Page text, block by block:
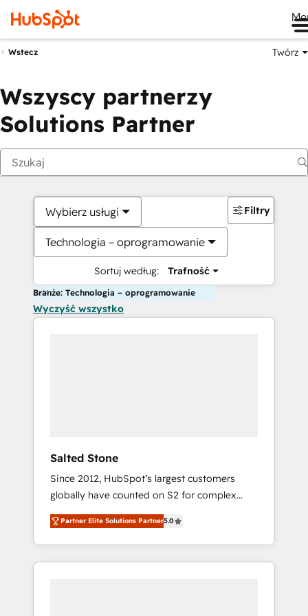
Wstecz Twórz
Wszyscy partnerzy
Solutions Partner
Wybierz usługi
Technologia – oprogramowanie
Sortuj według: Trafność
Filtry
Branże: Technologia – oprogramowanie
Wyczyść wszystko
Salted Stone
Since 2012, HubSpot’s largest customers
globally have counted on S2 for complex
migrations, change management, systems
integration, and creative solutions that
deliver measurable impact and transform
brand experiences As one of the few full-
Partner Elite Solutions Partner5.0